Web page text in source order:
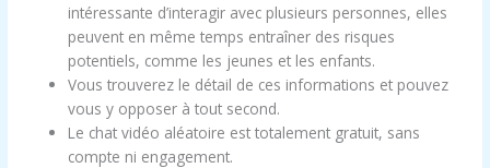
intéressante d’interagir avec plusieurs personnes, elles
peuvent en même temps entraîner des risques
potentiels, comme les jeunes et les enfants.
Vous trouverez le détail de ces informations et pouvez
vous y opposer à tout second.
Le chat vidéo aléatoire est totalement gratuit, sans
compte ni engagement.